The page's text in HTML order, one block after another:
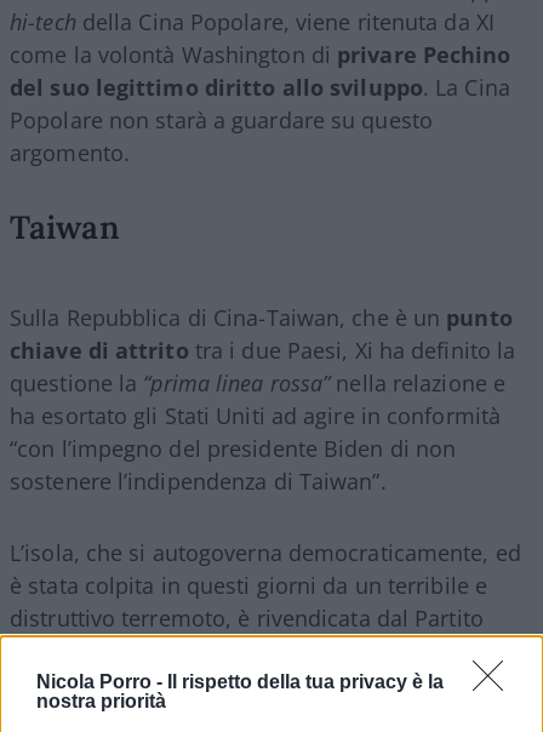
Nicola Porro -
Il rispetto della tua privacy è la
nostra priorità
hi-tech della Cina Popolare, viene ritenuta da XI
come la volontà Washington di privare Pechino
del suo legittimo diritto allo sviluppo. La Cina
Popolare non starà a guardare su questo
argomento.
Taiwan
Sulla Repubblica di Cina-Taiwan, che è un punto
chiave di attrito tra i due Paesi, Xi ha definito la
questione la “prima linea rossa”nella relazione e
ha esortato gli Stati Uniti ad agire in conformità
“con l’impegno del presidente Biden di non
sostenere l’indipendenza di Taiwan”.
L’isola, che si autogoverna democraticamente, ed
è stata colpita in questi giorni da un terribile e
distruttivo terremoto, è rivendicata dal Partito
proprio territorio e Xi ha sempre più
minacciosamente promesso di “riunirla” alla Cina